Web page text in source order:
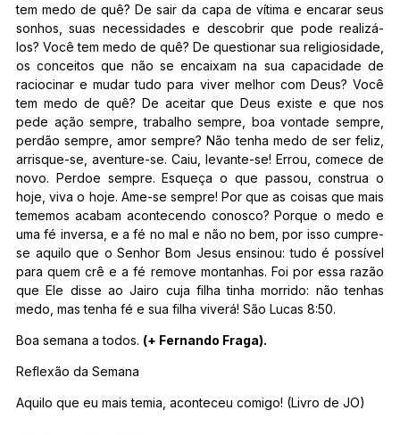
tem medo de quê? De sair da capa de vítima e encarar seus
sonhos, suas necessidades e descobrir que pode realizá-
los? Você tem medo de quê? De questionar sua religiosidade,
os conceitos que não se encaixam na sua capacidade de
raciocinar e mudar tudo para viver melhor com Deus? Você
tem medo de quê? De aceitar que Deus existe e que nos
pede ação sempre, trabalho sempre, boa vontade sempre,
perdão sempre, amor sempre? Não tenha medo de ser feliz,
arrisque-se, aventure-se. Caiu, levante-se! Errou, comece de
novo. Perdoe sempre. Esqueça o que passou, construa o
hoje, viva o hoje. Ame-se sempre! Por que as coisas que mais
tememos acabam acontecendo conosco? Porque o medo e
uma fé inversa, e a fé no mal e não no bem, por isso cumpre-
se aquilo que o Senhor Bom Jesus ensinou: tudo é possível
para quem crê e a fé remove montanhas. Foi por essa razão
que Ele disse ao Jairo cuja filha tinha morrido: não tenhas
medo, mas tenha fé e sua filha viverá! São Lucas 8:50.
Boa semana a todos. (+ Fernando Fraga).
Reflexão da Semana
Aquilo que eu mais temia, aconteceu comigo! (Livro de JO)